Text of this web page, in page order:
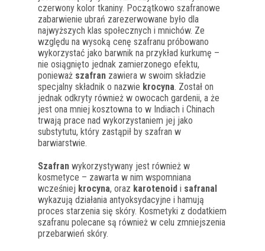
czerwony kolor tkaniny. Początkowo szafranowe
zabarwienie ubrań zarezerwowane było dla
najwyższych klas społecznych i mnichów. Ze
względu na wysoką cenę szafranu próbowano
wykorzystać jako barwnik na przykład kurkumę –
nie osiągnięto jednak zamierzonego efektu,
ponieważ szafran zawiera w swoim składzie
specjalny składnik o nazwie krocyna. Został on
jednak odkryty również w owocach gardenii, a że
jest ona mniej kosztowna to w Indiach i Chinach
trwają prace nad wykorzystaniem jej jako
substytutu, który zastąpił by szafran w
barwiarstwie.
Szafran wykorzystywany jest również w
kosmetyce – zawarta w nim wspomniana
wcześniej krocyna, oraz karotenoid i safranal
wykazują działania antyoksydacyjne i hamują
proces starzenia się skóry. Kosmetyki z dodatkiem
szafranu polecane są również w celu zmniejszenia
przebarwień skóry.